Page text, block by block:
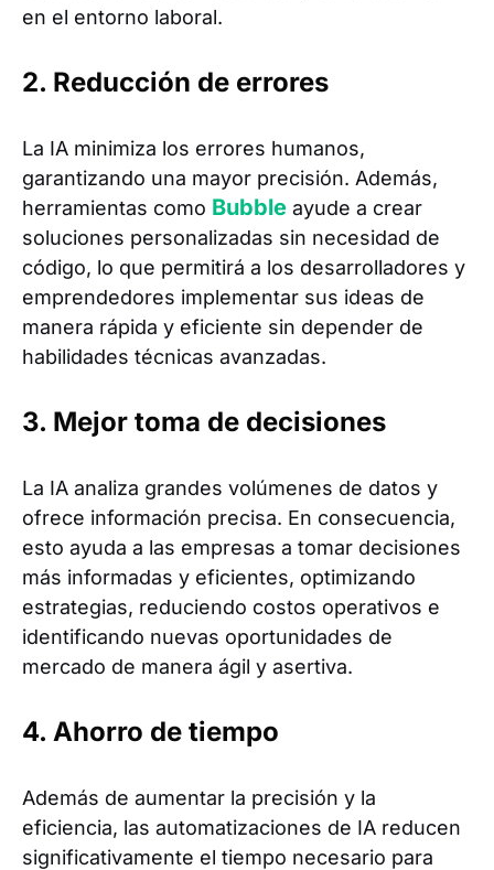
en el entorno laboral.
2. Reducción de errores
La IA minimiza los errores humanos,
garantizando una mayor precisión. Además,
herramientas como Bubble ayude a crear
soluciones personalizadas sin necesidad de
código, lo que permitirá a los desarrolladores y
emprendedores implementar sus ideas de
manera rápida y eficiente sin depender de
habilidades técnicas avanzadas.
3. Mejor toma de decisiones
La IA analiza grandes volúmenes de datos y
ofrece información precisa. En consecuencia,
esto ayuda a las empresas a tomar decisiones
más informadas y eficientes, optimizando
estrategias, reduciendo costos operativos e
identificando nuevas oportunidades de
mercado de manera ágil y asertiva.
4. Ahorro de tiempo
Además de aumentar la precisión y la
eficiencia, las automatizaciones de IA reducen
significativamente el tiempo necesario para